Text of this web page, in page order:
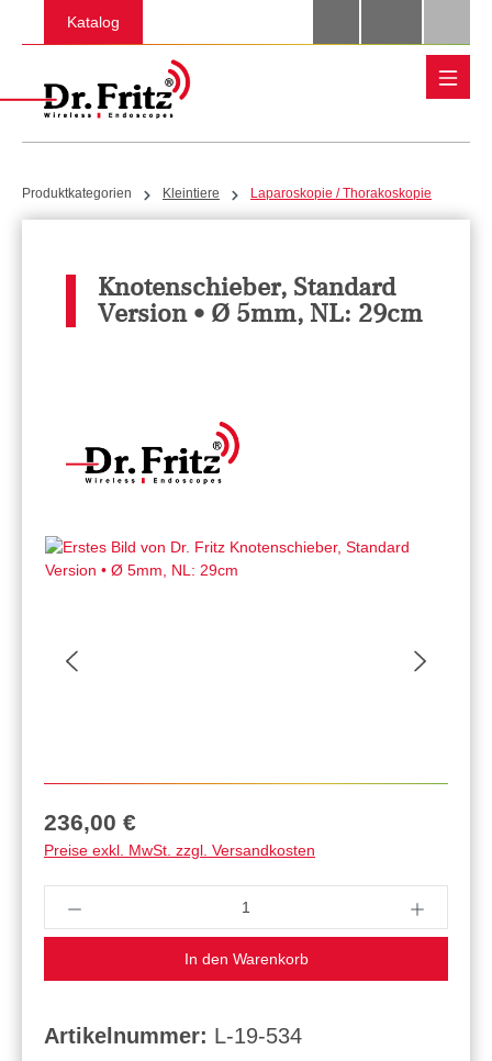
Zum Hauptinhalt springen
Katalog
Produktkategorien Kleintiere Laparoskopie / Thorakoskopie
Knotenschieber, Standard
Version • Ø 5mm, NL: 29cm
Regulärer Preis:
236,00 €
Preise exkl. MwSt. zzgl. Versandkosten
Produkt Anzahl: Gib den gewünschten Wert
In den Warenkorb
Artikelnummer: L-19-534